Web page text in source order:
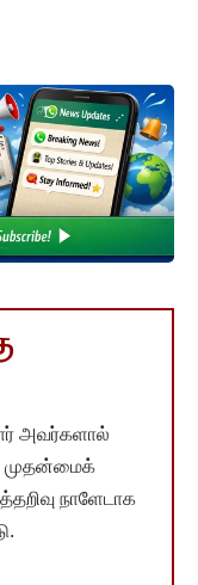
அவர்களால்
முதன்மைக்
நாளேடாக